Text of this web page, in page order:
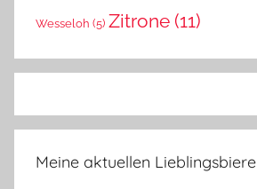
Wesseloh (5) Zitrone (11)
Meine aktuellen Lieblingsbiere